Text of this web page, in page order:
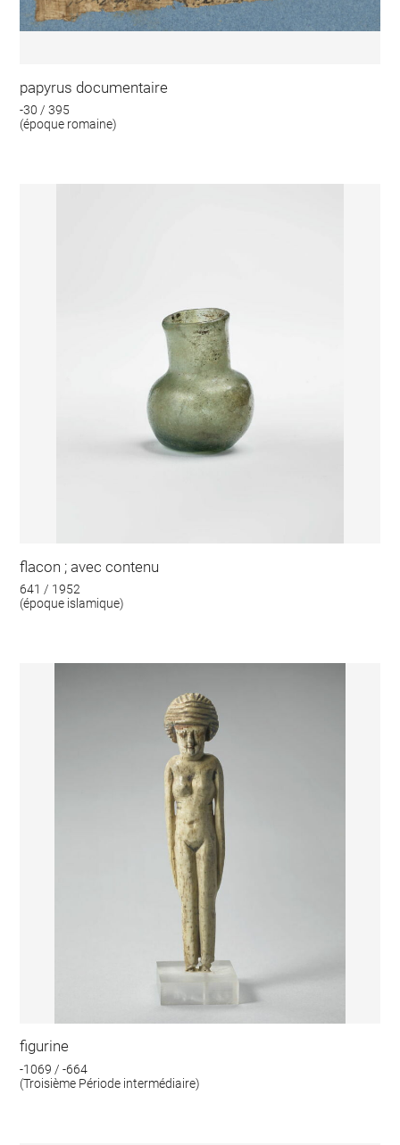
papyrus documentaire
-30 / 395
(époque romaine)
flacon ; avec contenu
641 / 1952
(époque islamique)
figurine
-1069 / -664
(Troisième Période intermédiaire)